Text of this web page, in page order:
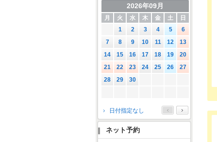
2026年09月
月 火 水 木 金 土
日
1
2 3 4 5
6
7
8 9 10 11 12
13
14
15 16 17 18 19
20
21
22 23 24 25 26
27
28
29 30
2026年10月
月 火 水 木 金 土
日
日付指定なし
ネット予約